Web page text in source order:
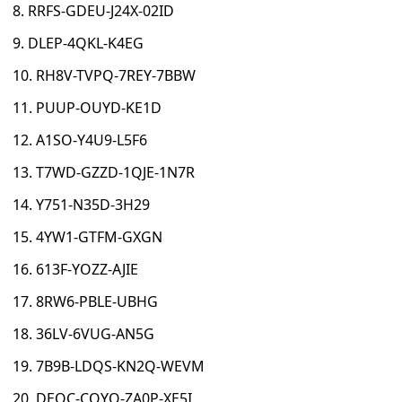
8. RRFS-GDEU-J24X-02ID
9. DLEP-4QKL-K4EG
10. RH8V-TVPQ-7REY-7BBW
11. PUUP-OUYD-KE1D
12. A1SO-Y4U9-L5F6
13. T7WD-GZZD-1QJE-1N7R
14. Y751-N35D-3H29
15. 4YW1-GTFM-GXGN
16. 613F-YOZZ-AJIE
17. 8RW6-PBLE-UBHG
18. 36LV-6VUG-AN5G
19. 7B9B-LDQS-KN2Q-WEVM